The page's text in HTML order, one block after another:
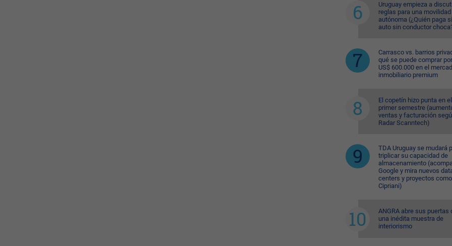
Uruguay empieza a
reglas para una movilidad
autónoma (¿Quién paga
auto sin conductor
Carrasco vs. barrios
qué se puede comprar
US$ 600.000 en el
inmobiliario premium
El copetín hizo punta en el
primer semestre
ventas y facturación
Radar Scanntech)
TDA Uruguay se mudará
triplicar su capacidad de
almacenamiento
Google y mira nuevos
centers y proyectos como
Cipriani)
ANGRA abre sus puertas
una inédita muestra de
interiorismo